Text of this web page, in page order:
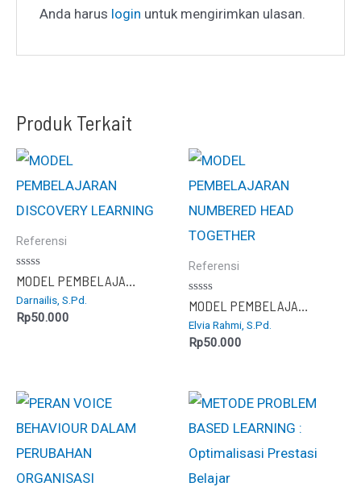
Anda harus login untuk mengirimkan ulasan.
Produk Terkait
Referensi
Dinilai
0
dari
5
MODEL PEMBELAJARAN DISCOVERY LEARNING
Darnailis, S.Pd.
Rp50.000
Referensi
Dinilai
0
dari
5
MODEL PEMBELAJARAN NUMBERED HEAD TOGETHER
Elvia Rahmi, S.Pd.
Rp50.000